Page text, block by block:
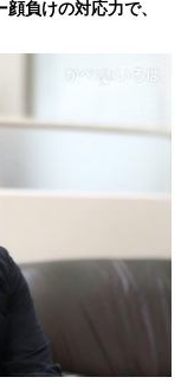
負けの対応力で、